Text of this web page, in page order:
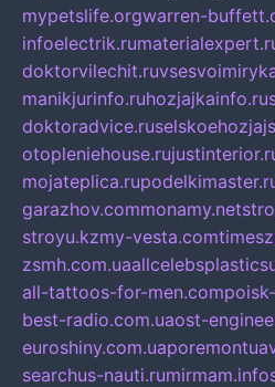
mypetslife.orgwarren-
infoelectrik.ru
doktorvilechit.ru
manikjurinfo.ruhozjajkainfo.ru
doktoradvice.ru
otopleniehouse.ru
mojateplica.ru
garazhov.commonamy.net
stroyu.kzmy-vesta.com
zsmh.com.ua
all-tattoos-for-men.com
best-radio.com.uaost-
euroshiny.com.ua
searchus-nauti.rumirmam.info